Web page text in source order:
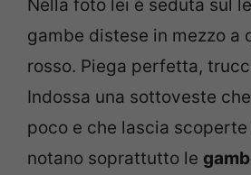
Nella foto lei è seduta sul
gambe distese in mezzo a
rosso. Piega perfetta,
Indossa una sottoveste
poco e che lascia scoperte
notano soprattutto le